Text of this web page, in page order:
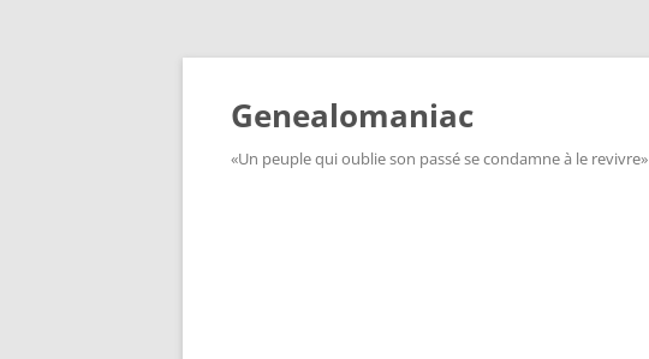
Aller
Genealomaniac
«Un peuple qui oublie son passé se condamne à le revivre»